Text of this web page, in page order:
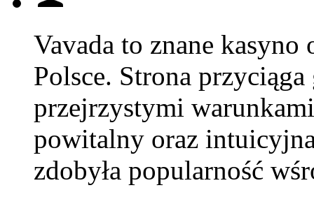
Vavada to znane
Polsce. Strona
przejrzystymi
powitalny oraz
zdobyła popularność